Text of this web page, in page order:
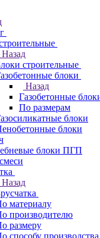
Назад
строительные
блоки
Назад
Газобетонные
По размерам
блоки
блоки
блоки ПГП
Назад
материалу
производителю
размеру
способу производства